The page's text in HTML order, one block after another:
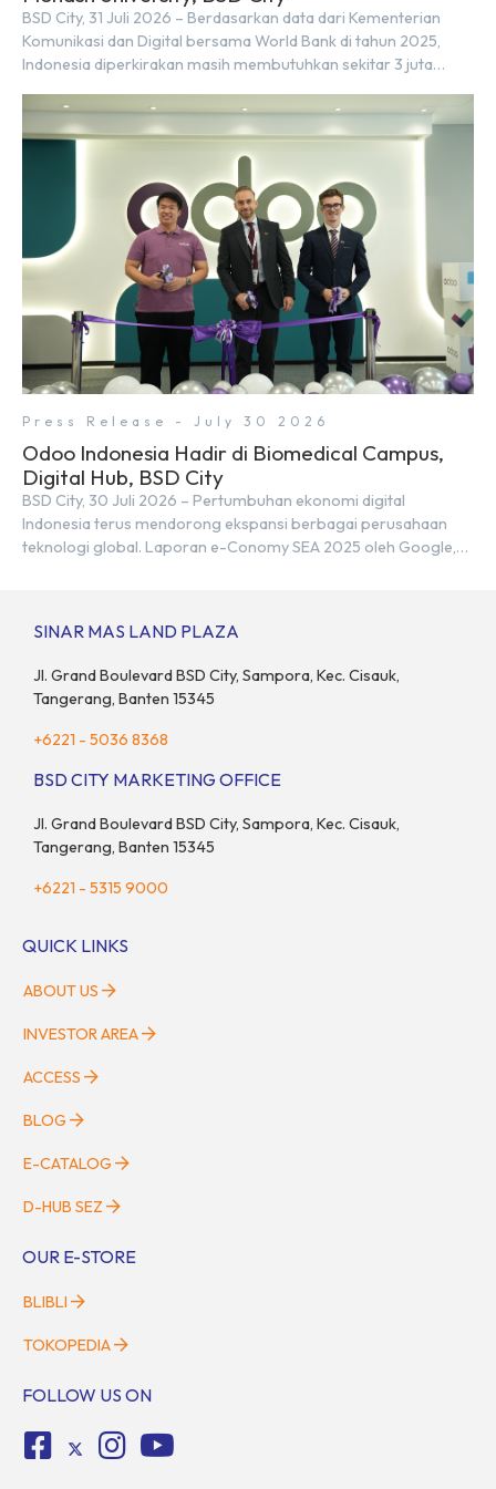
BSD City, 31 Juli 2026 – Berdasarkan data dari Kementerian
Komunikasi dan Digital bersama World Bank di tahun 2025,
Indonesia diperkirakan masih membutuhkan sekitar 3 juta
tenaga digital baru setiap tahunnya untuk mendukung
percepatan transformasi digital di berbagai sektor strategis.
Kebutuhan tersebut menjadikan pengembangan sumber daya
Press Release - July 30 2026
Odoo Indonesia Hadir di Biomedical Campus,
Digital Hub, BSD City
BSD City, 30 Juli 2026 – Pertumbuhan ekonomi digital
Indonesia terus mendorong ekspansi berbagai perusahaan
teknologi global. Laporan e-Conomy SEA 2025 oleh Google,
sebesar 14% dibandingkan dengan tahun sebelumnya. Kondisi
SINAR MAS LAND PLAZA
Jl. Grand Boulevard BSD City, Sampora, Kec. Cisauk,
Tangerang, Banten 15345
+6221 - 5036 8368
BSD CITY MARKETING OFFICE
Jl. Grand Boulevard BSD City, Sampora, Kec. Cisauk,
Tangerang, Banten 15345
+6221 - 5315 9000
QUICK LINKS
ABOUT US
INVESTOR AREA
ACCESS
BLOG
E-CATALOG
D-HUB SEZ
OUR E-STORE
BLIBLI
TOKOPEDIA
FOLLOW US ON